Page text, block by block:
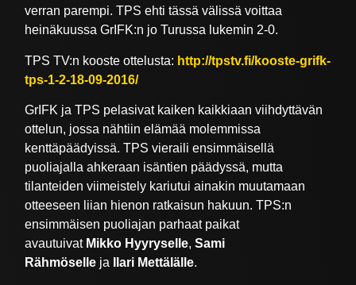
verran parempi. TPS ehti tässä välissä voittaa
heinäkuussa GrIFK:n jo Turussa lukemin 2-0.
TPS TV:n kooste ottelusta: http://tpstv.fi/kooste-grifk-
tps-1-2-18-09-2016/
GrIFK ja TPS pelasivat kaiken kaikkiaan viihdyttävän
ottelun, jossa nähtiin elämää molemmissa
kenttäpäädyissä. TPS vieraili ensimmäisellä
puoliajalla ahkeraan isäntien päädyssä, mutta
tilanteiden viimeistely kariutui ainakin muutamaan
otteeseen liian hienon ratkaisun hakuun. TPS:n
ensimmäisen puoliajan parhaat paikat
avautuivat Mikko Hyyryselle,Sami
Rähmöselle ja Ilari Mettälälle.